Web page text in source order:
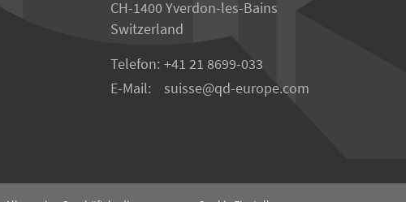
CH-1400 Yverdon-les-Bains
Switzerland
Telefon: +41 21 8699-033
E-Mail:
suisse qd-europe.com